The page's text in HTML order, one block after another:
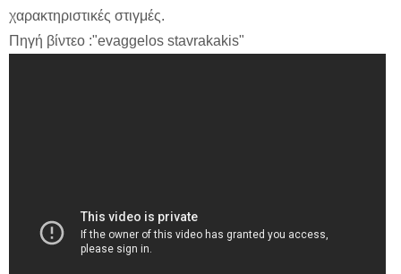
χαρακτηριστικές στιγμές.
Πηγή βίντεο :"evaggelos stavrakakis"